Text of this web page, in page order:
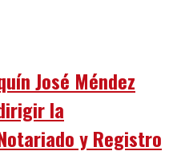
José Méndez
la
y Registro